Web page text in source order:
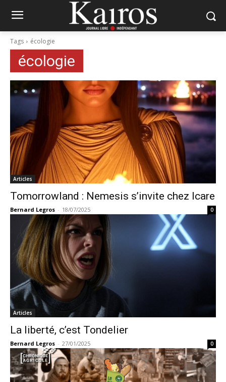
Tags écologie
écologie
Articles
Tomorrowland : Nemesis s’invite chez Icare
Bernard Legros - 18/07/2025 0
Articles
La liberté, c’est Tondelier
Bernard Legros - 27/01/2025 0